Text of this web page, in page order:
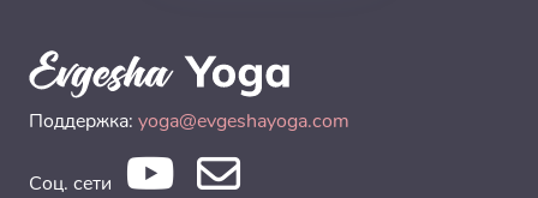
Поддержка: yoga@evgeshayoga.com
Соц. сети